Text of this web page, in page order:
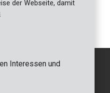
24T
der Webseite, damit
Interessen und